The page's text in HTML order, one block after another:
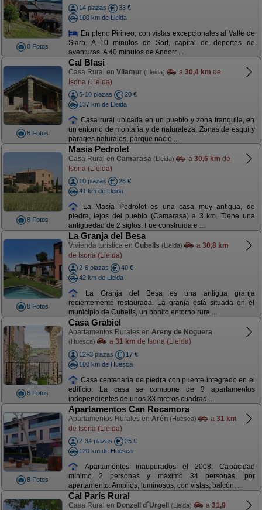
8 Fotos
14 plazas
33 €
100 km de Lleida
En pleno Pirineo, con vistas excepcionales al Valle de
Siarb. A 10 minutos de Sort, capital de deportes de
aventuras. A 40 minutos de Andorr ...
8 Fotos
Cal Blasi
Casa Rural en Vilamur (Lleida) a 30,4 km de
Isona (Lleida)
5-10 plazas
20 €
137 km de Lleida
Casa rural ubicada en un pueblo y zona tranquila, en
un entorno de montaña y de naturaleza. Zonas de esquí y
parages naturales, parque nacio ...
8 Fotos
Masia Pedrolet
Casa Rural en Camarasa (Lleida) a 30,6 km de
Isona (Lleida)
10 plazas
26 €
41 km de Lleida
La Masía Pedrolet es una casa muy antigua, de
piedra, lejos del pueblo (Camarasa) a 3 km. Tiene una
antigüedad de 2 siglos. Fue construida e ...
8 Fotos
La Granja del Besa
Vivienda turística en Cubells (Lleida) a 30,8 km
de Isona (Lleida)
2-6 plazas
40 €
42 km de Lleida
La Granja del Besa es una antigua granja
recientemente restaurada. La granja está situada en el
municipio de Cubells, un bonito entorno rura ...
8 Fotos
Casa Grabiel
Apartamentos Rurales en Areny de Noguera
(Huesca) a 31 km de Isona (Lleida)
12+3 plazas
17 €
100 km de Huesca
Casa centenaria de piedra con puente integrado en el
edificio. La casa se compone de 3 apartamentos
independientes de unos 33 metros cuadrad ...
8 Fotos
Apartamentos Can Rocamora
Apartamentos Rurales en Arén (Huesca) a 31 km
de Isona (Lleida)
2-34 plazas
25 €
120 km de Huesca
Apartamentos inaugurados el 2008: Capacidad
mínimo 2 personas y máximo 34 personas, por
apartamento. Amplios, luminosos, con vistas, balcón, ...
Cal París Rural
Casa Rural en Donzell d´Urgell (Lleida) a 31,9